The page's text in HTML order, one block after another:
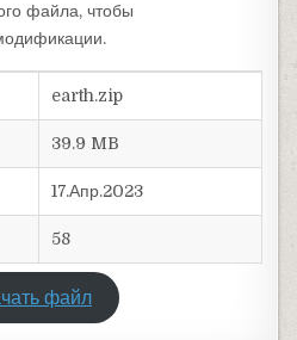
файла, чтобы
earth.zip
39.9 MB
17.Апр.2023
58
файл